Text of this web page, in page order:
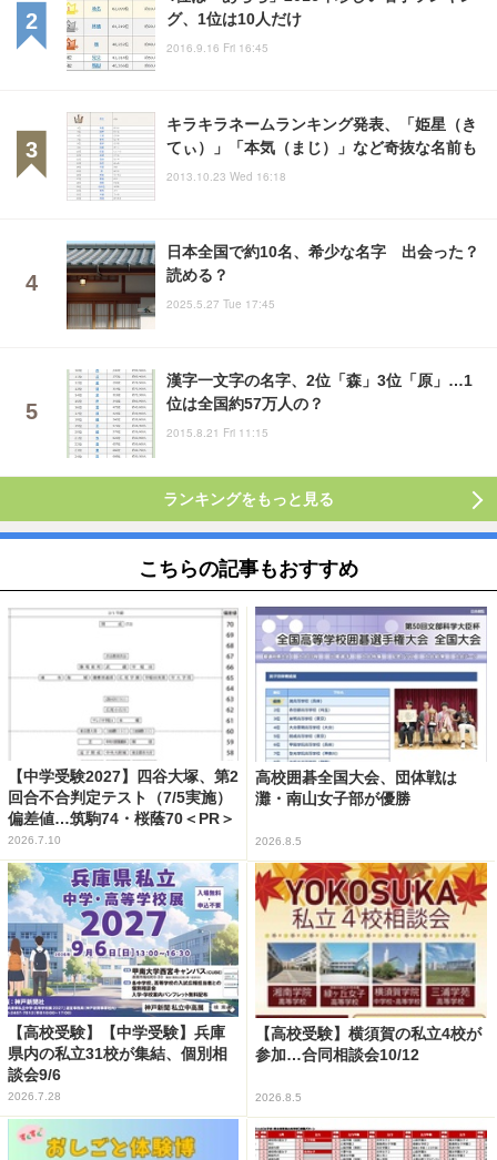
グ、1位は10人だけ
2016.9.16 Fri 16:45
キラキラネームランキング発表、「姫星（き
てぃ）」「本気（まじ）」など奇抜な名前も
2013.10.23 Wed 16:18
日本全国で約10名、希少な名字 出会った？
読める？
2025.5.27 Tue 17:45
漢字一文字の名字、2位「森」3位「原」…1
位は全国約57万人の？
2015.8.21 Fri 11:15
ランキングをもっと見る
こちらの記事もおすすめ
【中学受験2027】四谷大塚、第2
回合不合判定テスト（7/5実施）
偏差値…筑駒74・桜蔭70＜PR＞
2026.7.10
高校囲碁全国大会、団体戦は
灘・南山女子部が優勝
2026.8.5
【高校受験】【中学受験】兵庫
県内の私立31校が集結、個別相
談会9/6
2026.7.28
【高校受験】横須賀の私立4校が
参加…合同相談会10/12
2026.8.5